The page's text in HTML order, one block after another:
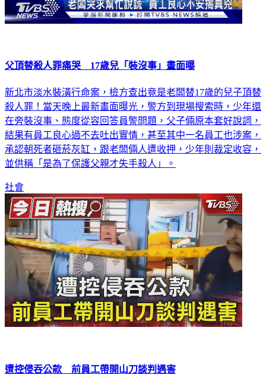
父頂替殺人罪痛哭 17歲兒「裝沒事」畫面曝
新北市淡水裝潢行命案，檢方查出竟是老闆替17歲的兒子頂替
殺人罪！當天晚上最新畫面曝光，警方到現場搜索時，少年還
在旁裝沒事、態度從容回答員警問題，父子倆原本套好說詞，
結果有員工良心過不去吐出實情，甚至其中一名員工也涉案，
承認朝死者砸菸灰缸，跟老闆倆人遭收押，少年則裁定收容，
並供稱「是為了保護父親才失手殺人」。
社會
遭控侵吞公款 前員工帶開山刀談判遇害